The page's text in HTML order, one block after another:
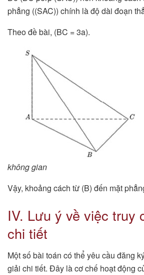
phẳng ((SAC)) chính là độ dài đoạn
Theo đề bài, (BC = 3a).
không gian
Vậy, khoảng cách từ (B) đến mặt
IV. Lưu ý về việc truy
chi tiết
Một số bài toán có thể yêu cầu đăng
giải chi tiết. Đây là cơ chế hoạt động